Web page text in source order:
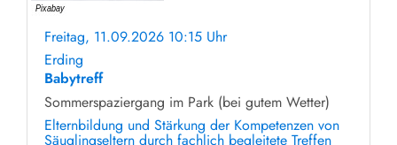
Freitag, 11.09.2026 10:15 Uhr
Erding
Babytreff
Sommerspaziergang im Park (bei gutem Wetter)
Elternbildung und Stärkung der Kompetenzen von
Säuglingseltern durch fachlich begleitete Treffen